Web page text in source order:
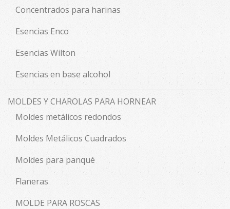
Concentrados para harinas
Esencias Enco
Esencias Wilton
Esencias en base alcohol
MOLDES Y CHAROLAS PARA HORNEAR
Moldes metálicos redondos
Moldes Metálicos Cuadrados
Moldes para panqué
Flaneras
MOLDE PARA ROSCAS